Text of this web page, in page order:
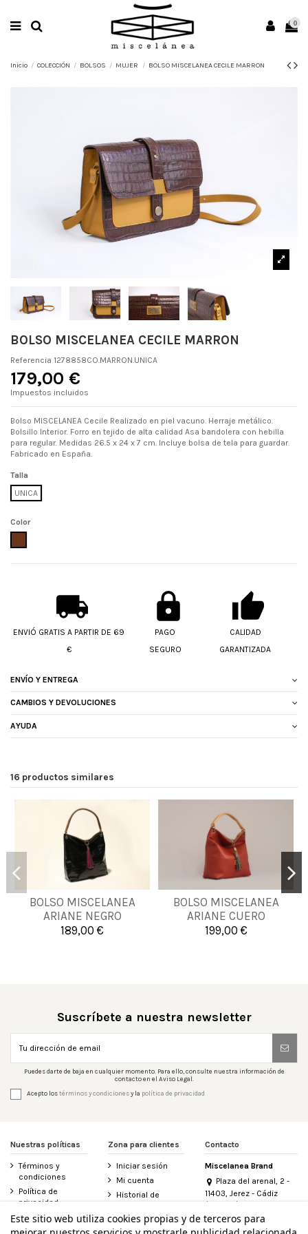
0
Inicio COLECCIÓN BOLSOS MUJER BOLSO MISCELANEA CECILE MARRON
BOLSO MISCELANEA CECILE MARRON
Referencia 1278858CO.MARRON.UNICA
179,00 €
Impuestos incluidos
Bolso MISCELANEA Cecile Realizado en piel vacuno. Herraje metálico.
Bolsillo Interior. Forro en tejido de alta calidad Asa bandolera con hebilla
para regular. Medidas 26.5 x 24 x 7 cm. Incluye bolsa de tela para guardar.
Fabricado en España.
Talla
UNICA
Color
ENVIÓ GRATIS A PARTIR DE 69
€
PAGO
SEGURO
CALIDAD
GARANTIZADA
ENVÍO Y ENTREGA
CAMBIOS Y DEVOLUCIONES
AYUDA
16 productos similares
BOLSO MISCELANEA
ARIANE NEGRO
189,00 €
UNICA
Añadir al carrito
BOLSO MISCELANEA
ARIANE CUERO
199,00 €
UNICA
Añadir al carrito
Suscríbete a nuestra newsletter
Puedes darte de baja en cualquier momento. Para ello, consulte nuestra información de
contacto en el Aviso Legal.
Acepto lostérminos y condicionesy la política de privacidad
Nuestras políticas
Términos y
condiciones
Política de
privacidad
Aviso legal
Política de
Zona para clientes
Iniciar sesión
Mi cuenta
Historial de
Contacte con
nosotros
Contacto
Miscelanea Brand
Plaza del arenal, 2 -
11403, Jerez - Cádiz
(España)
956 155 340
Este sitio web utiliza cookies propias y de terceros para